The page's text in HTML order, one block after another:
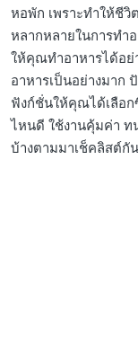
หอพัก เพราะทำให้ชี
หลากหลายในการทำ
ให้คุณทำอาหารได้อย่
อาหารเป็นอย่างมาก
ฟังก์ชั่นให้คุณได้เลือก
ไหนดี ใช้งานคุ้มค่า
บ้างตามมาเช็คลิสต์กั